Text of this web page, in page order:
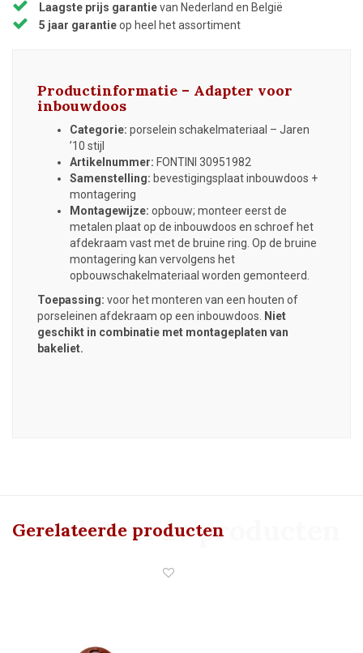
Laagste prijs garantievan Nederland en België
5 jaar garantieop heel het assortiment
Productinformatie – Adapter voor
inbouwdoos
Categorie: porselein schakelmateriaal – Jaren
’10 stijl
Artikelnummer: FONTINI 30951982
Samenstelling: bevestigingsplaat inbouwdoos +
montagering
Montagewijze: opbouw; monteer eerst de
metalen plaat op de inbouwdoos en schroef het
afdekraam vast met de bruine ring. Op de bruine
montagering kan vervolgens het
opbouwschakelmateriaal worden gemonteerd.
Toepassing: voor het monteren van een houten of
porseleinen afdekraam op een inbouwdoos.
Niet
geschikt in combinatie met montageplaten van
bakeliet.
Gerelateerde producten
Gerelateerde producten